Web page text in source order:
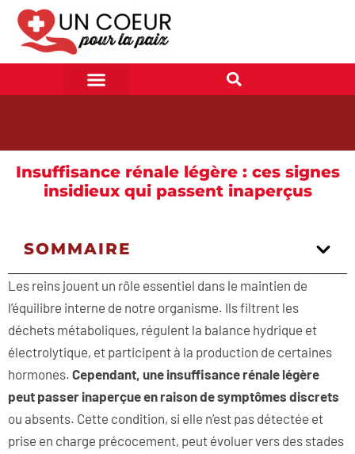
Insuffisance rénale légère : ces signes
insidieux qui passent inaperçus
SOMMAIRE
Les reins jouent un rôle essentiel dans le maintien de
l’équilibre interne de notre organisme. Ils filtrent les
déchets métaboliques, régulent la balance hydrique et
électrolytique, et participent à la production de certaines
hormones. Cependant, une insuffisance rénale légère
peut passer inaperçue en raison de symptômes discrets
ou absents. Cette condition, si elle n’est pas détectée et
prise en charge précocement, peut évoluer vers des stades